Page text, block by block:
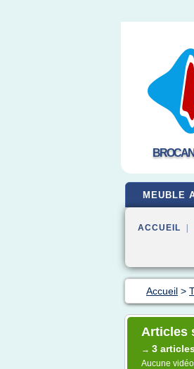
MEUBLE
ACCUEIL |
Accueil >
Articles
→ 3
Aucune